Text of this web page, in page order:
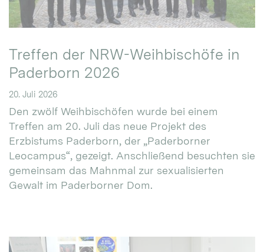
Treffen der NRW-Weihbischöfe in
Paderborn 2026
20. Juli 2026
Den zwölf Weihbischöfen wurde bei einem
Treffen am 20. Juli das neue Projekt des
Erzbistums Paderborn, der „Paderborner
Leocampus“, gezeigt. Anschließend besuchten sie
gemeinsam das Mahnmal zur sexualisierten
Gewalt im Paderborner Dom.